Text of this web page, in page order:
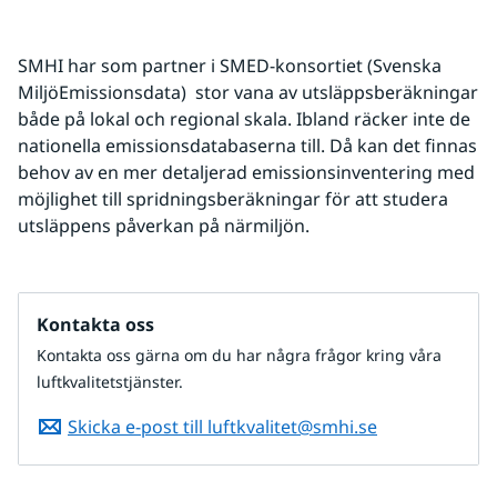
SMHI har som partner i SMED-konsortiet (Svenska
MiljöEmissionsdata)  stor vana av utsläppsberäkningar
både på lokal och regional skala. Ibland räcker inte de
nationella emissionsdatabaserna till. Då kan det finnas
behov av en mer detaljerad emissionsinventering med
möjlighet till spridningsberäkningar för att studera
utsläppens påverkan på närmiljön.
Kontakta oss
Kontakta oss gärna om du har några frågor kring våra
luftkvalitetstjänster.
Skicka e-post till luftkvalitet@smhi.se